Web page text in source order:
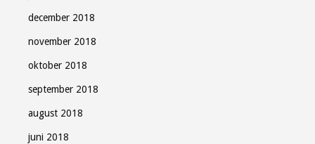
december 2018
november 2018
oktober 2018
september 2018
august 2018
juni 2018